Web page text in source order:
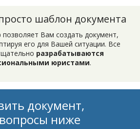
шаблон документа
позволяет Вам создать документ,
его для Вашей ситуации. Все
разрабатываются
юристами.
документ,
ниже